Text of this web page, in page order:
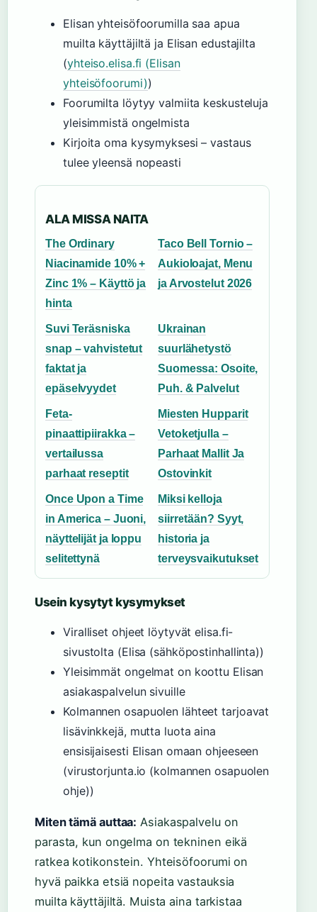
Elisan yhteisöfoorumilla saa apua
muilta käyttäjiltä ja Elisan edustajilta
(yhteiso.elisa.fi (Elisan
yhteisöfoorumi))
Foorumilta löytyy valmiita keskusteluja
yleisimmistä ongelmista
Kirjoita oma kysymyksesi – vastaus
tulee yleensä nopeasti
ALA MISSA NAITA
The Ordinary
Niacinamide 10% +
Zinc 1% – Käyttö ja
hinta
Taco Bell Tornio –
Aukioloajat, Menu
ja Arvostelut 2026
Suvi Teräsniska
snap – vahvistetut
faktat ja
epäselvyydet
Ukrainan
suurlähetystö
Suomessa: Osoite,
Puh. & Palvelut
Feta-
pinaattipiirakka –
vertailussa
parhaat reseptit
Miesten Hupparit
Vetoketjulla –
Parhaat Mallit Ja
Ostovinkit
Once Upon a Time
in America – Juoni,
näyttelijät ja loppu
selitettynä
Miksi kelloja
siirretään? Syyt,
historia ja
terveysvaikutukset
Usein kysytyt kysymykset
Viralliset ohjeet löytyvät elisa.fi-
sivustolta (Elisa (sähköpostinhallinta))
Yleisimmät ongelmat on koottu Elisan
asiakaspalvelun sivuille
Kolmannen osapuolen lähteet tarjoavat
lisävinkkejä, mutta luota aina
ensisijaisesti Elisan omaan ohjeeseen
(virustorjunta.io (kolmannen osapuolen
ohje))
Miten tämä auttaa: Asiakaspalvelu on
parasta, kun ongelma on tekninen eikä
ratkea kotikonstein. Yhteisöfoorumi on
hyvä paikka etsiä nopeita vastauksia
muilta käyttäjiltä. Muista aina tarkistaa